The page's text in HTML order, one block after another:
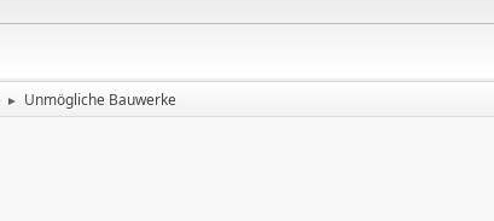
► Unmögliche Bauwerke